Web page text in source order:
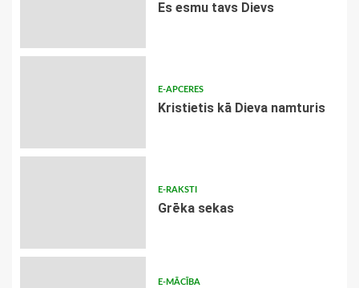
Es esmu tavs Dievs
E-APCERES
Kristietis kā Dieva namturis
E-RAKSTI
Grēka sekas
E-MĀCĪBA